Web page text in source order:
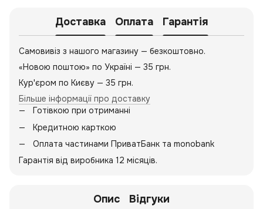
Доставка Оплата Гарантія
Самовивіз з нашого магазину — безкоштовно.
«Новою поштою» по Україні — 35 грн.
Кур'єром по Києву — 35 грн.
Більше інформації про доставку
Готівкою при отриманні
Кредитною карткою
Оплата частинами ПриватБанк та monobank
Гарантія від виробника 12 місяців.
Опис Відгуки